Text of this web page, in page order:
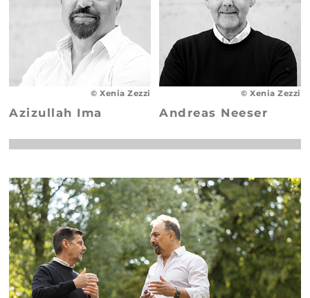
© Xenia Zezzi
Azizullah Ima
© Xenia Zezzi
Andreas Neeser